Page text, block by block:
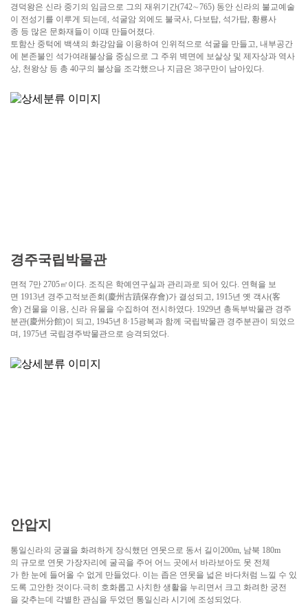
경덕왕은 신라 중기의 임금으로 그의 재위기간(742∼765) 동안 신라의 불교예술
이 전성기를 이루게 되는데, 석굴암 외에도 불국사, 다보탑, 석가탑, 황룡사
종 등 많은 문화재들이 이때 만들어졌다.
토함산 중턱에 백색의 화강암을 이용하여 인위적으로 석굴을 만들고, 내부공간
에 본존불인 석가여래불상을 중심으로 그 주위 벽면에 보살상 및 제자상과 역사
상, 천왕상 등 총 40구의 불상을 조각했으나 지금은 38구만이 남아있다.
경주국립박물관
면적 7만 2705㎡이다. 조직은 학예연구실과 관리과로 되어 있다. 연혁을 보
면 1913년 경주고적보존회(慶州古蹟保存會)가 결성되고, 1915년 옛 객사(客
舍) 건물을 이용, 신라 유물을 수집하여 전시하였다. 1929년 총독부박물관 경주
분관(慶州分館)이 되고, 1945년 8·15광복과 함께 국립박물관 경주분관이 되었으
며, 1975년 국립경주박물관으로 승격되었다.
안압지
통일신라의 궁궐을 화려하게 장식했던 연못으로 동서 길이200m, 남북 180m
의 규모로 연못 가장자리에 굴곡을 주어 어느 곳에서 바라보아도 못 전체
가 한 눈에 들어올 수 없게 만들었다. 이는 좁은 연못을 넓은 바다처럼 느낄 수 있
도록 고안한 것이다.극히 호화롭고 사치한 생활을 누리면서 크고 화려한 궁전
을 갖추는데 각별한 관심을 두었던 통일신라 시기에 조성되었다.